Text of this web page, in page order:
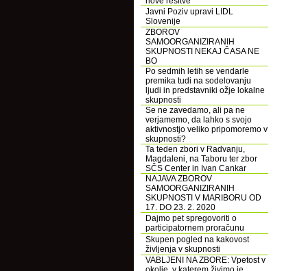
Javni Poziv upravi LIDL
Slovenije
ZBOROV
SAMOORGANIZIRANIH
SKUPNOSTI NEKAJ ČASA NE
BO
Po sedmih letih se vendarle
premika tudi na sodelovanju
ljudi in predstavniki ožje lokalne
skupnosti
Se ne zavedamo, ali pa ne
verjamemo, da lahko s svojo
aktivnostjo veliko pripomoremo v
skupnosti?
Ta teden zbori v Radvanju,
Magdaleni, na Taboru ter zbor
SČS Center in Ivan Cankar
NAJAVA ZBOROV
SAMOORGANIZIRANIH
SKUPNOSTI V MARIBORU OD
17. DO 23. 2. 2020
Dajmo pet spregovoriti o
participatornem proračunu
Skupen pogled na kakovost
življenja v skupnosti
VABLJENI NA ZBORE: Vpetost v